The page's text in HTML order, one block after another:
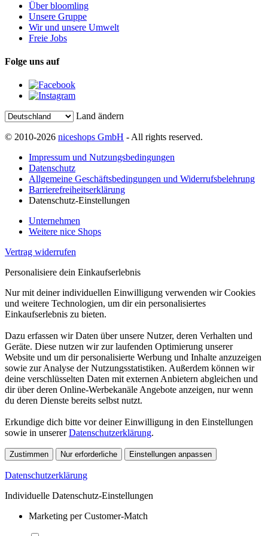
Über bloomling
Unsere Gruppe
Wir und unsere Umwelt
Freie Jobs
Folge uns auf
Land ändern
© 2010-2026 niceshops GmbH - All rights reserved.
Impressum und Nutzungsbedingungen
Datenschutz
Allgemeine Geschäftsbedingungen und Widerrufsbelehrung
Barrierefreiheitserklärung
Datenschutz-Einstellungen
Unternehmen
Weitere nice Shops
Vertrag widerrufen
Personalisiere dein Einkaufserlebnis
Nur mit deiner individuellen Einwilligung verwenden wir Cookies
und weitere Technologien, um dir ein personalisiertes
Einkaufserlebnis zu bieten.
Dazu erfassen wir Daten über unsere Nutzer, deren Verhalten und
Geräte. Diese nutzen wir zur laufenden Optimierung unserer
Website und um dir personalisierte Werbung und Inhalte anzuzeigen
sowie zur Analyse der Nutzungsstatistiken. Außerdem können wir
deine verschlüsselten Daten mit externen Anbietern abgleichen und
dir über deren Online-Werbekanäle Angebote anzeigen, nur wenn
du deren Dienste bereits selbst nutzt.
Erkundige dich bitte vor deiner Einwilligung in den Einstellungen
sowie in unsererDatenschutzerklärung.
Zustimmen Nur erforderliche Einstellungen anpassen
Datenschutzerklärung
Individuelle Datenschutz-Einstellungen
Marketing per Customer-Match